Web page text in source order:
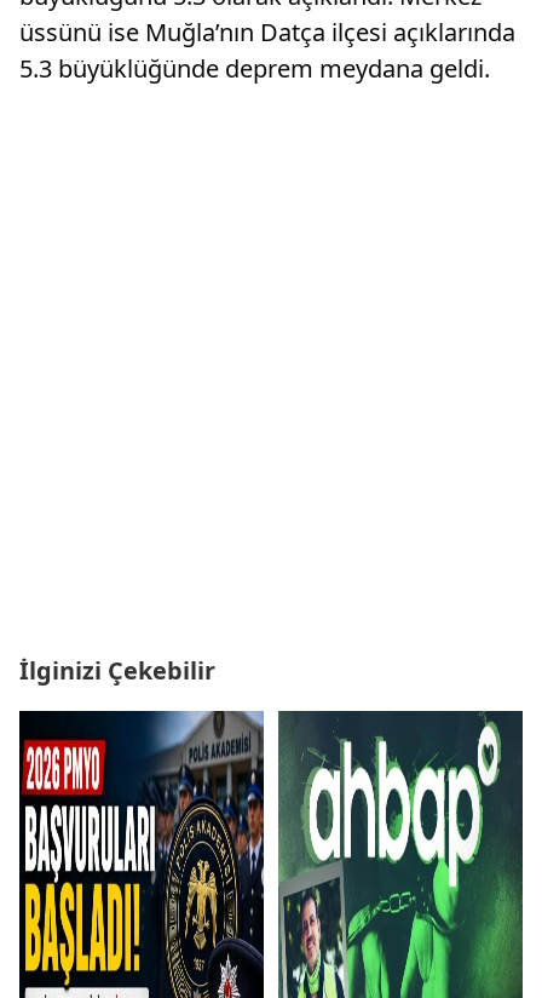
üssünü ise Muğla’nın Datça ilçesi açıklarında
5.3 büyüklüğünde deprem meydana geldi.
İlginizi Çekebilir